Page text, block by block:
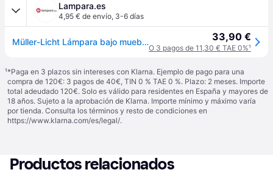
Lampara.es
4,95 € de envío, 3-6 días
Müller-Licht Lámpara bajo mueble Cabinet Light Swing blanca, Blanco / Ópalo, Cocina, Aluminio, Moderno, Lámparas bajo armario 33,90 €
O 3 pagos de 11,30 € TAE 0%¹
¹*Paga en 3 plazos sin intereses con Klarna. Ejemplo de pago para una
compra de 120€: 3 pagos de 40€, TIN 0 % TAE 0 %. Plazo: 2 meses. Importe
total adeudado 120€. Solo es válido para residentes en España y mayores de
18 años. Sujeto a la aprobación de Klarna. Importe mínimo y máximo varía
por tienda. Consulta los términos y resto de condiciones en
https://www.klarna.com/es/legal/.
Productos relacionados